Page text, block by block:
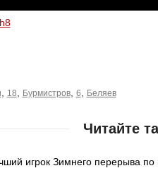
, 18, Бурмистров, 6, Беляев
Читайте
игрок Зимнего перерыва по